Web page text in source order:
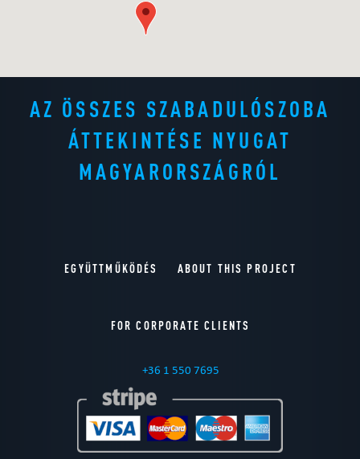
AZ ÖSSZES SZABADULÓSZOBA
ÁTTEKINTÉSE NYUGAT
MAGYARORSZÁGRÓL
EGYÜTTMŰKÖDÉS ABOUT THIS PROJECT
FOR CORPORATE CLIENTS
+36 1 550 7695